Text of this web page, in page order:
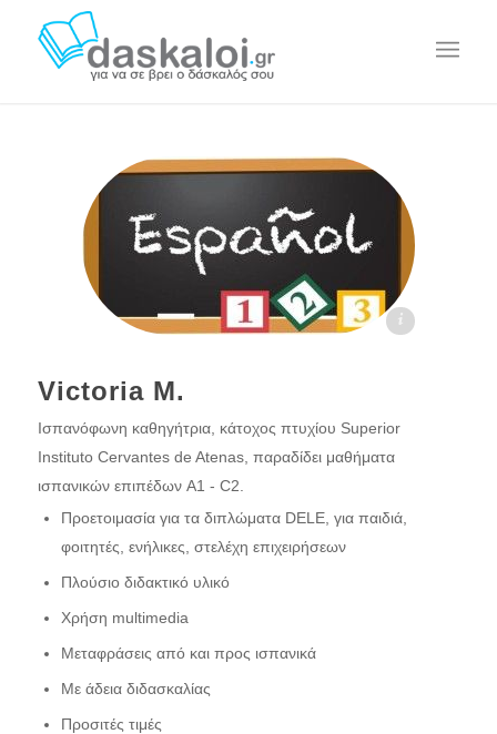
Victoria M. - daskaloi.gr
Victoria M.
Ισπανόφωνη καθηγήτρια, κάτοχος πτυχίου Superior
Instituto Cervantes de Atenas, παραδίδει μαθήματα
ισπανικών επιπέδων A1 - C2.
Προετοιμασία για τα διπλώματα DELE, για παιδιά,
φοιτητές, ενήλικες, στελέχη επιχειρήσεων
Πλούσιο διδακτικό υλικό
Χρήση multimedia
Μεταφράσεις από και προς ισπανικά
Με άδεια διδασκαλίας
Προσιτές τιμές